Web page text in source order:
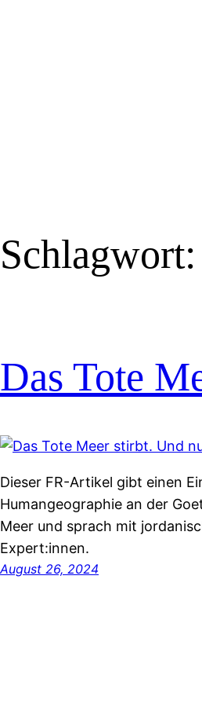
Schlagwort:
Das Tote
Dieser FR-Artikel gibt einen
Humangeographie an der
Meer und sprach mit
Expert:innen.
August 26, 2024